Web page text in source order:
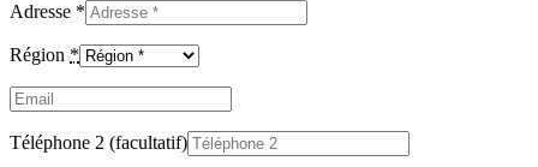
Adresse *
Région *
Email
Téléphone 2 (facultatif)